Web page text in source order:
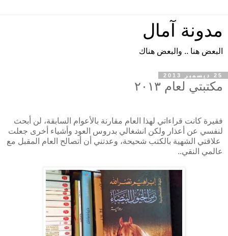
مدونة آمال
البعض هنا .. والبعض هناك
25 ديسمبر 2013
مكتبتي لعام ٢٠١٣
فقيرة كانت قراءاتي لهذا العام مقارنة بالأعوام السابقة، لن أبحث
لنفسي عن أعذار ولكن انشغالي بدروس العود وأشياء أخرى جعلت
علاقتي الشهية بالكتب شحيحة، وعدتني أن أتصالح العام المقبل مع
عالمي النقي..